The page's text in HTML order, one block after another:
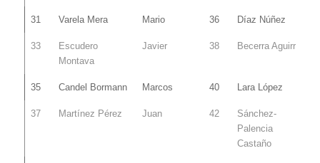
31 Varela Mera Mario 36 Díaz Núñez
33
Escudero
Montava
Javier 38 Becerra Aguirre
35 Candel Bormann Marcos 40 Lara López
37 Martínez Pérez Juan 42
Sánchez-
Palencia
Castaño